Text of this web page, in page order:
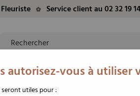
Service client au 02 32 19
EVÈNEMENTS
DU MOMENT
FLEURS/PLANTES
autorisez-vous à utiliser
seront utiles pour :